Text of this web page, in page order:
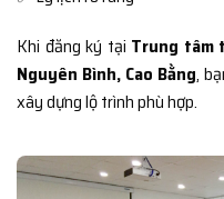
Khi đăng ký tại Trung tâm
Nguyên Bình, Cao Bằng,
xây dựng lộ trình phù hợp.